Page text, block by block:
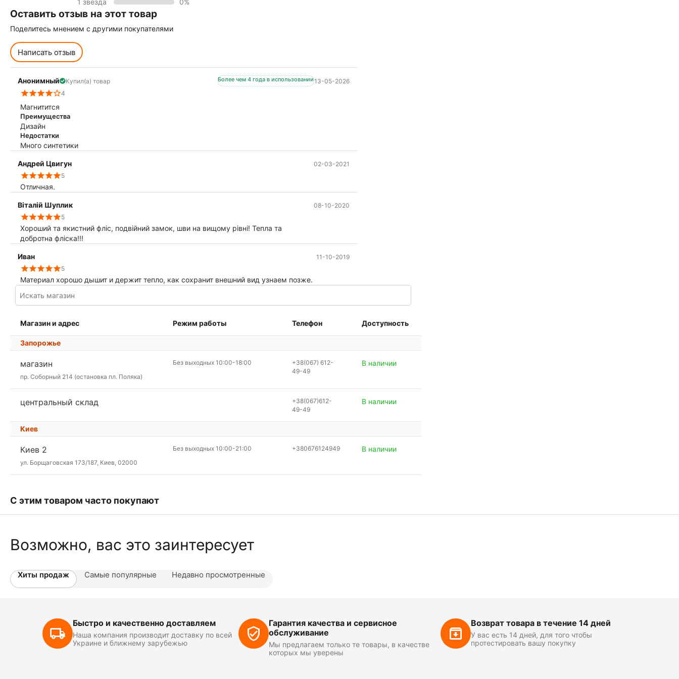
1 звезда
0%
Оставить отзыв на этот товар
Поделитесь мнением с другими покупателями
Написать отзыв
Анонимный Купил(а) товар Более чем 4 года в использовании13-05-2026
4
Магнитится
Преимущества
Дизайн
Недостатки
Много синтетики
Андрей Цвигун
02-03-2021
5
Отличная.
Віталій Шуплик
08-10-2020
5
Хороший та якистний фліс, подвійний замок, шви на вищому рівні! Тепла та
добротна фліска!!!
Иван
11-10-2019
5
Материал хорошо дышит и держит тепло, как сохранит внешний вид узнаем позже.
Магазин и адрес Режим работы Телефон Доступность
Запорожье
магазин
пр. Соборный 214 (остановка пл. Поляка)
Без выходных 10:00-18:00
+38(067) 612-
49-49
В наличии
центральный склад
+38(067)612-
49-49
В наличии
Киев
Киев 2
ул. Борщаговская 173/187, Киев, 02000
Без выходных 10:00-21:00 +380676124949 В наличии
С этим товаром часто покупают
Возможно, вас это заинтересует
Хиты продаж Самые популярные Недавно просмотренные
Быстро и качественно доставляем
Наша компания производит доставку по всей
Украине и ближнему зарубежью
Гарантия качества и сервисное
обслуживание
Мы предлагаем только те товары, в качестве
которых мы уверены
Возврат товара в течение 14 дней
У вас есть 14 дней, для того чтобы
протестировать вашу покупку